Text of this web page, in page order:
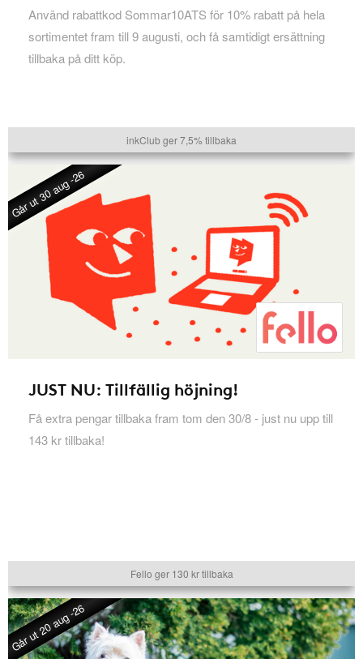
Använd rabattkod Sommar10ATS för 10% rabatt på hela
sortimentet fram till 9 augusti, och få samtidigt ersättning
tillbaka på ditt köp.
inkClub ger 7,5% tillbaka
Går ut 30 aug -26
JUST NU: Tillfällig höjning!
Få extra pengar tillbaka fram tom den 30/8 - just nu upp till
143 kr tillbaka!
Fello ger 130 kr tillbaka
Går ut 20 aug -26